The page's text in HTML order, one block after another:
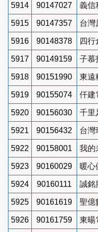
5914 90147027 義信
5915 90147357 台灣
5916 90148378 四
5917 90149159 子慕
5918 90151990 東遠
5919 90155074 仟建
5920 90156030 千里
5921 90156432 台灣
5922 90158001 我的
5923 90160029 暖心
5924 90160111 誠銘
5925 90161619 聖億
5926 90161759 東暘